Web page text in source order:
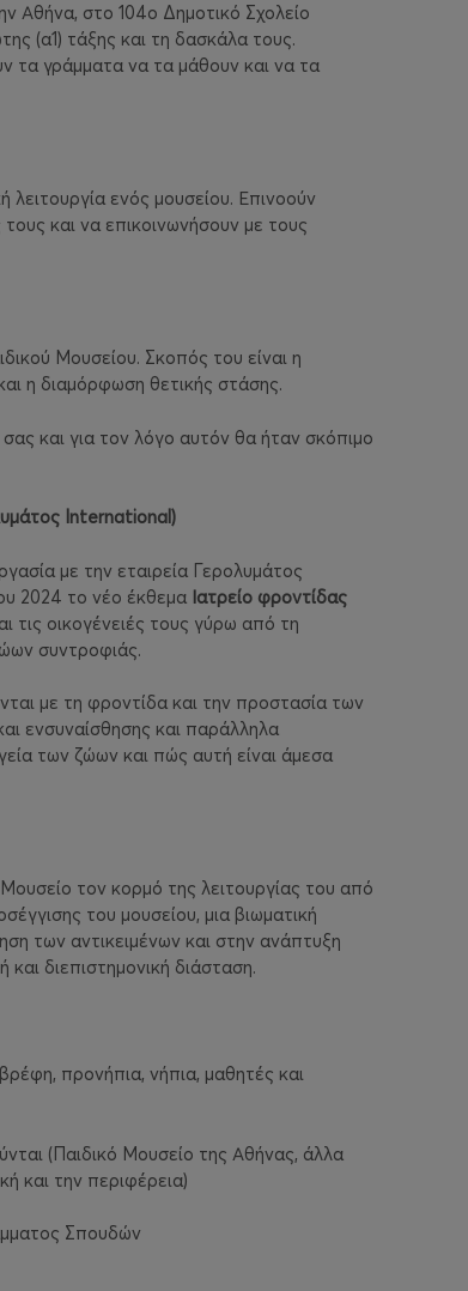
Αθήνα, στο 104ο Δημοτικό Σχολείο
(α1) τάξης και τη δασκάλα τους.
τα γράμματα να τα μάθουν και να τα
λειτουργία ενός μουσείου. Επινοούν
και να επικοινωνήσουν με τους
Μουσείου. Σκοπός του είναι η
η διαμόρφωση θετικής στάσης.
και για τον λόγο αυτόν θα ήταν σκόπιμο
International)
με την εταιρεία Γερολυμάτος
2024 το νέο έκθεμα Ιατρείο φροντίδας
τις οικογένειές τους γύρω από τη
συντροφιάς.
με τη φροντίδα και την προστασία των
ενσυναίσθησης και παράλληλα
των ζώων και πώς αυτή είναι άμεσα
τον κορμό της λειτουργίας του από
του μουσείου, μια βιωματική
των αντικειμένων και στην ανάπτυξη
διεπιστημονική διάσταση.
προνήπια, νήπια, μαθητές και
(Παιδικό Μουσείο της Αθήνας, άλλα
και την περιφέρεια)
Σπουδών